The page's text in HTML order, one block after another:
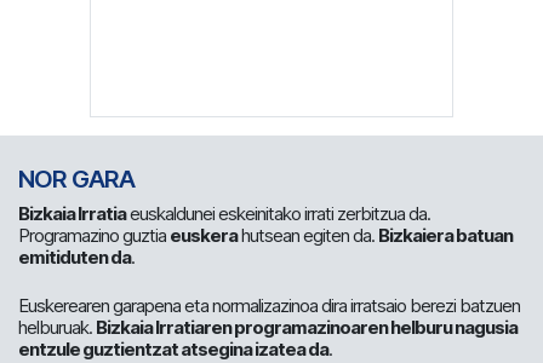
NOR GARA
Bizkaia Irratiaeuskaldunei eskeinitako irrati zerbitzua da.
Programazino guztia euskerahutsean egiten da. Bizkaiera batuan
emitiduten da.
Euskerearen garapena eta normalizazinoa dira irratsaio berezi batzuen
helburuak. Bizkaia Irratiaren programazinoaren helburu nagusia
entzule guztientzat atsegina izatea da.